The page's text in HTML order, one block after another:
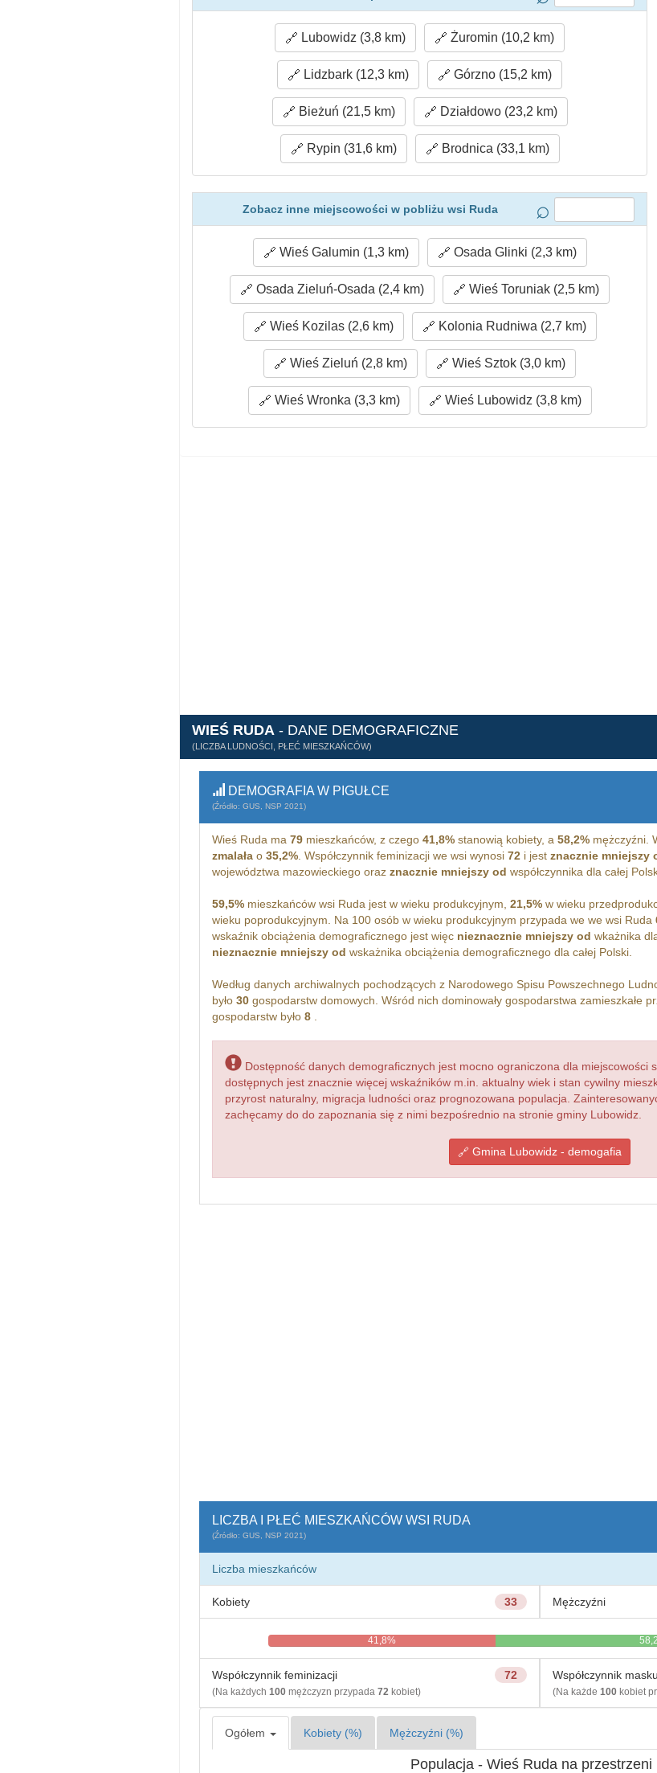
Lubowidz (3,8 km) Żuromin (10,2 km)
Lidzbark (12,3 km) Górzno (15,2 km)
Bieżuń (21,5 km) Działdowo (23,2 km)
Rypin (31,6 km) Brodnica (33,1 km)
Zobacz inne miejscowości w pobliżu wsi Ruda
Wieś Galumin (1,3 km) Osada Glinki (2,3 km)
Osada Zieluń-Osada (2,4 km) Wieś Toruniak (2,5 km)
Wieś Kozilas (2,6 km) Kolonia Rudniwa (2,7 km)
Wieś Zieluń (2,8 km) Wieś Sztok (3,0 km)
Wieś Wronka (3,3 km) Wieś Lubowidz (3,8 km)
WIEŚ RUDA - DANE DEMOGRAFICZNE
(LICZBA LUDNOŚCI, PŁEĆ MIESZKAŃCÓW)
DEMOGRAFIA W PIGUŁCE
(Źródło: GUS, NSP 2021)
Wieś Ruda ma 79mieszkańców, z czego 41,8%stanowią kobiety, a 58,2%mężczyźni.
zmalałao 35,2%. Współczynnik feminizacji we wsi wynosi 72i jest znacznie mniejszy
województwa mazowieckiego oraz znacznie mniejszy od współczynnika dla całej
59,5%mieszkańców wsi Ruda jest w wieku produkcyjnym, 21,5%w wieku
wieku poprodukcyjnym. Na 100 osób w wieku produkcyjnym przypada we we wsi Ruda
wskaźnik obciążenia demograficznego jest więc nieznacznie mniejszy od wkażnika
nieznacznie mniejszy od wskażnika obciążenia demograficznego dla całej Polski.
Według danych archiwalnych pochodzących z Narodowego Spisu Powszechnego
było 30gospodarstw domowych. Wśród nich dominowały gospodarstwa zamieszkałe
gospodarstw było 8.
Dostępność danych demograficznych jest mocno ograniczona dla miejscowości
dostępnych jest znacznie więcej wskaźników m.in. aktualny wiek i stan cywilny
przyrost naturalny, migracja ludności oraz prognozowana populacja.
zachęcamy do do zapoznania się z nimi bezpośrednio na stronie gminy Lubowidz.
Gmina Lubowidz - demogafia
LICZBA I PŁEĆ MIESZKAŃCÓW WSI RUDA
(Źródło: GUS, NSP 2021)
Liczba mieszkańców
33
Kobiety Mężczyźni
41,8%
72
Współczynnik feminizacji
(Na każdych 100mężczyzn przypada 72kobiet)
Współczynnik
(Na każde 100kobiet
Ogółem Kobiety (%) Mężczyźni (%)
Populacja - Wieś Ruda na przestrzeni